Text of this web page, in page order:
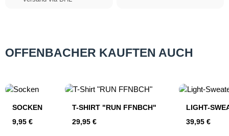
OFFENBACHER KAUFTEN AUCH
SOCKEN
Regulärer Preis:
9,95 €
T-SHIRT "RUN FFNBCH"
Regulärer Preis:
29,95 €
LIGHT-
Regulärer
39,95 €